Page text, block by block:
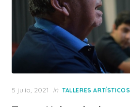
Posted
5 julio, 2021 in TALLERES ARTÍSTICOS